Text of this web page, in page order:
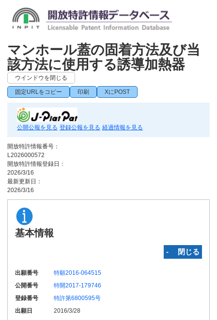
マンホール蓋の固着方法及び当
該方法に使用する誘導加熱器
ウインドウを閉じる
固定URLをコピー 印刷 XにPOST
公開公報を見る 登録公報を見る 経過情報を見る
開放特許情報番号：
L2026000572
開放特許情報登録日：
2026/3/16
最新更新日：
2026/3/16
基本情報
‐ 閉じる
出願番号
特願2016-064515
公開番号
特開2017-179746
登録番号
特許第6800595号
出願日
2016/3/28